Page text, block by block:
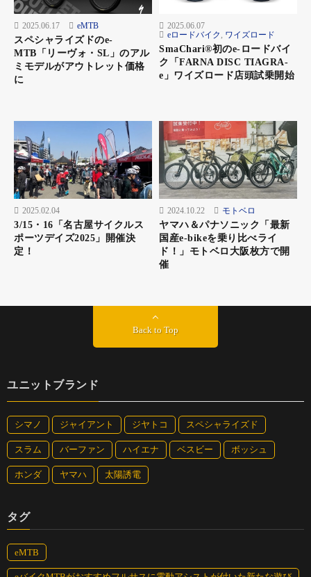
2025.06.17 eMTB
スペシャライズドのe-
MTB「リーヴォ・SL」のアル
ミモデルがアウトレット価格
に
2025.06.07
eロードバイク , ワイズロード
SmaChari®︎初のe-ロードバイ
ク「FARNA DISC TIAGRA-
e」ワイズロード店頭試乗開始
2025.02.04
3/15・16「名古屋サイクルス
ポーツデイズ2025」開催決
定！
2024.10.22 モトベロ
ヤマハ＆パナソニック「最新
国産e-bikeを乗り比べライ
ド！」モトベロ大阪枚方で開
催
Back to Top
ユニットブランド
シマノ ジャイアント ジヤトコ スペシャライズド
スラム バーファン ハイエナ ベスビー ボッシュ
ホンダ ヤマハ 太陽誘電
タグ
eMTB